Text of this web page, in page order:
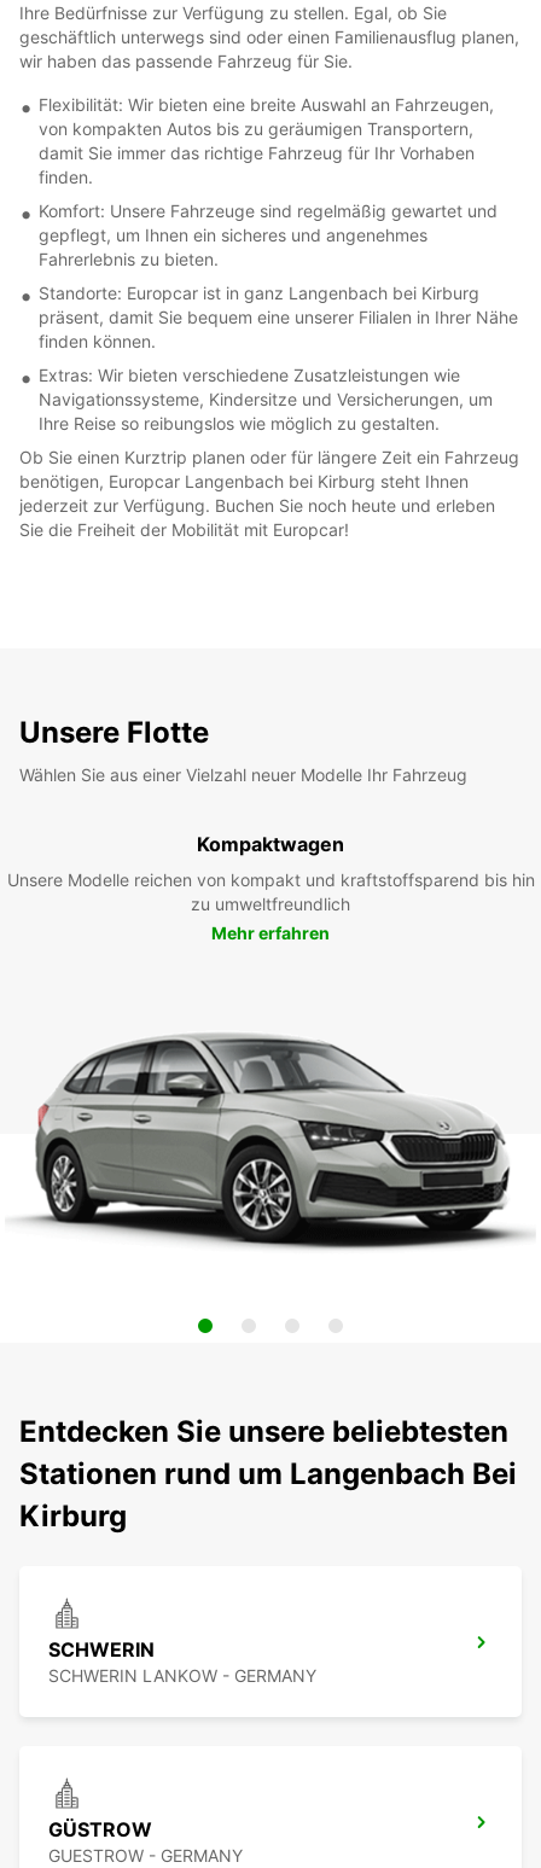
Ihre Bedürfnisse zur Verfügung zu stellen. Egal, ob Sie
geschäftlich unterwegs sind oder einen Familienausflug planen,
wir haben das passende Fahrzeug für Sie.
Flexibilität: Wir bieten eine breite Auswahl an Fahrzeugen,
von kompakten Autos bis zu geräumigen Transportern,
damit Sie immer das richtige Fahrzeug für Ihr Vorhaben
finden.
Komfort: Unsere Fahrzeuge sind regelmäßig gewartet und
gepflegt, um Ihnen ein sicheres und angenehmes
Fahrerlebnis zu bieten.
Standorte: Europcar ist in ganz Langenbach bei Kirburg
präsent, damit Sie bequem eine unserer Filialen in Ihrer Nähe
finden können.
Extras: Wir bieten verschiedene Zusatzleistungen wie
Navigationssysteme, Kindersitze und Versicherungen, um
Ihre Reise so reibungslos wie möglich zu gestalten.
Ob Sie einen Kurztrip planen oder für längere Zeit ein Fahrzeug
benötigen, Europcar Langenbach bei Kirburg steht Ihnen
jederzeit zur Verfügung. Buchen Sie noch heute und erleben
Sie die Freiheit der Mobilität mit Europcar!
Unsere Flotte
Wählen Sie aus einer Vielzahl neuer Modelle Ihr Fahrzeug
Kompaktwagen
Unsere Modelle reichen von kompakt und kraftstoffsparend bis hin
zu umweltfreundlich
Mehr erfahren
Entdecken Sie unsere beliebtesten
Stationen rund um Langenbach Bei
Kirburg
SCHWERIN
SCHWERIN LANKOW - GERMANY
GÜSTROW
GUESTROW - GERMANY